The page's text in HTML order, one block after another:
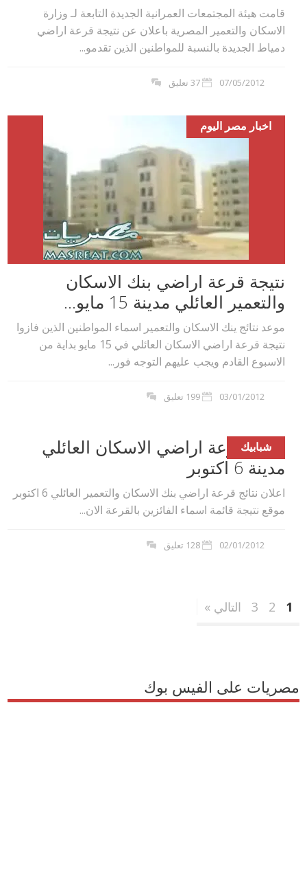
قامت هيئة المجتمعات العمرانية الجديدة التابعة لـ وزارة
الاسكان والتعمير المصرية باعلان عن نتيجة قرعة اراضي
دمياط الجديدة بالنسبة للمواطنين الذين تقدمو...
07/05/2012 37 تعليق
اخبار مصر اليوم
نتيجة قرعة اراضي بنك الاسكان
والتعمير العائلي مدينة 15 مايو...
موعد نتائج ينك الاسكان والتعمير اسماء المواطنين الذين فازوا
نتيجة قرعة اراضي الاسكان العائلي في 15 مايو بداية من
الاسبوع القادم ويجب عليهم التوجه فور...
03/01/2012 199 تعليق
شبابيك
نتيجة قرعة اراضي الاسكان العائلي
مدينة 6 اكتوبر
اعلان نتائج قرعة اراضي بنك الاسكان والتعمير العائلي 6 اكتوبر
موقع نتيجة قائمة اسماء الفائزين بالقرعة الان...
02/01/2012 128 تعليق
1
2
3 التالي »
مصريات على الفيس بوك